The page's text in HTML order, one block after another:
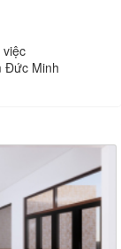
Đức Minh